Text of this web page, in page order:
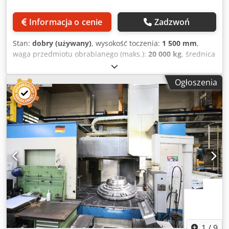
wyłącznie celom poglądowym i nie stanowią części oferty.
Obowiązują ogólne warunki handlowe firmy JS-
Werkzeugmaschinen GmbH.
Transporter wiórów: typ zawiasowy 4-szczękowy,
niezależny uchwyt manualny Śruby fundamentowe /
Agregat hydrauliczny Oświetlenie przestrzeni roboczej
Sygnalizator świetlny: 3 kolory (zielony, czerwony, żółty)
Instrukcje obsługi (angielski): NC 1 CD z instrukcjami Fanuc
oraz 2 książki z instrukcjami mechanicznymi/elektrycznymi
Zasilanie: 220 V, 60 Hz, 3 fazy Kolor maszyny: standard
producenta WYPOSAŻENIE OPCJONALNE (#1)
Automatyczny zmieniacz narzędzi ATC 24-pozycyjny – na
zapytanie Automatyczne wyłączanie dla N.C – na zapytanie
Uchwyt narzędziowy tokarski typ 240TCR – na zapytanie
Przepływ chłodziwa przez wrzeciono: 30 bar (ciśnienie
pompy) – na zapytanie Transformator 415 V, 50 Hz, 3 fazy –
na zapytanie Liniał pomiarowy osi X, Z – na zapytanie
Gwintowanie sztywne (rigid tapping) – na zapytanie
Automatyczny zmieniacz narzędzi ATC 24-pozycyjny – na
zapytanie Uwagi: INSTALACJA, URUCHOMIENIE, ROZRUCH
ORAZ SZKOLENIE – nie są wliczone w cenę UBEZPIECZENIE I
TRANSPORT – nie są wliczone w cenę Zastrzega się prawo
Informacja o cenie Zadzwoń
Stan: dobry (używany), wysokość toczenia: 1 500 mm,
waga przedmiotu obrabianego (maks.): 20 000 kg, średnica
, Producent: VIPER Typ: VTL 20/24 M
Sterowanie: Fanuc Oi-TD Rok budowy: 2008 Skok X 1835
mm Skok Z 1000 mm Obciążenie stołu 20 ton Rozmiar
pamięci RAM 230 x 230 mm Skok poprzeczki 800 mm
Przesuń poprzeczkę w 5 krokach co 200 mm Narzędzia
robocze 2000 obr./min Narzędzia elektryczne 15 kW Stacja
ATC 18 maks. L = 450 mm Stożek BT50 BIG PLUS Pełna oś C
360 000 Pod napięciem w fabryce precyzyjnej AEROSPACE
2020 Wymieniono łożysko stołu 2020 Wymieniono łożysko
Ram 2025 nowy przenośnik wiórów Specyfikacje Metryczny
standard amerykański Maksymalna średnica toczenia 2400
mm Średnica stołu Ø 2000 mm zmieniacz narzędzi 18
prędkość 200 obr./min Dedpfx Aqsv R Di Soujkr Wydajność
48 kW Maksymalna wysokość skrętu 1500 mm Oś C
360000° Wymiary (szacowane) długość 9300 mm Szerokość
6300 mm Wysokość 6700 mm Waga 48000 kg Uwaga:
Ogłoszenia